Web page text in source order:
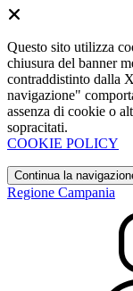
Questo sito utilizza
chiusura del banner
contraddistinto dalla
navigazione"
assenza di cookie o
sopracitati.
COOKIE POLICY
Continua la
Regione Campania